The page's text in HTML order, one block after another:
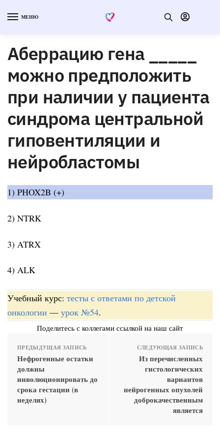
МЕНЮ
Аберрацию гена _____
можно предположить
при наличии у пациента
синдрома центральной
гиповентиляции и
нейробластомы
1) PHOX2B (+)
2) NTRK
3) ATRX
4) ALK
Учебный курс: тесты с ответами по детской
онкологии — урок №54.
Поделитесь с коллегами ссылкой на наш сайт
ПРЕДЫДУЩАЯ ЗАПИСЬ
Нефрогенные остатки
должны
инволюционировать до
срока гестации (в
неделях)
СЛЕДУЮЩАЯ ЗАПИСЬ
Из перечисленных
гистологических
вариантов
нейрогенных опухолей
доброкачественным
является